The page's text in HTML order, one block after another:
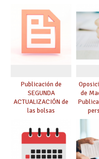
de
Publicación de
SEGUNDA
ACTUALIZACIÓN de
las bolsas
Cuerpo de Maestros
de especialidades
convocadas a
oposición
de